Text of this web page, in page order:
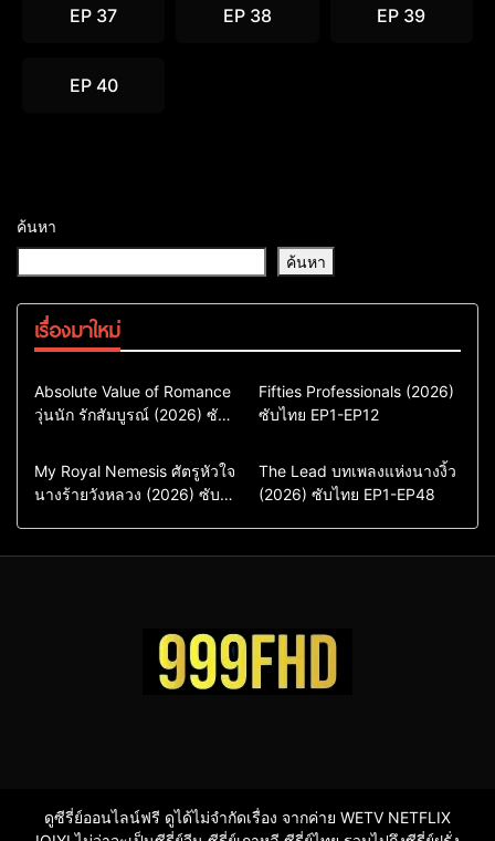
EP 37 EP 38 EP 39
EP 40
ค้นหา
ค้นหา
เรื่องมาใหม่
Comedy
Drama
ซีรี่ย์เกาหลี
ซีรี่ย์เกาหลีพากย์ไทย
Absolute Value of Romance
วุ่นนัก รักสัมบูรณ์ (2026) ซับ
Action & Adventure
Comedy
Drama
ซีรี่ย์เกาหลีซับไทย
Fifties Professionals (2026)
ซับไทย EP1-EP12
Comedy
Drama
Sci-Fi & Fantasy
My Royal Nemesis ศัตรูหัวใจ
นางร้ายวังหลวง (2026) ซับ
Drama
ซีรี่ย์จีน
ซีรี่ย์จีนซับไทย
The Lead บทเพลงแห่งนางงิ้ว
(2026) ซับไทย EP1-EP48
ดูซีรี่ย์ออนไลน์ฟรี ดูได้ไม่จำกัดเรื่อง จากค่าย WETV NETFLIX